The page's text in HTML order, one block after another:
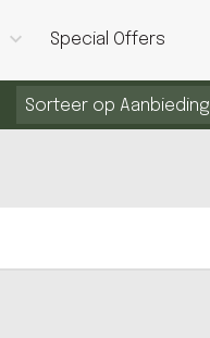
Special Offers
Sorteer op Aanbieding